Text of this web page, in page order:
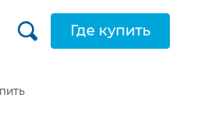
Где купить